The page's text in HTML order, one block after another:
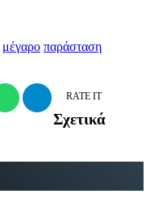
μέγαρο παράσταση
RATE IT
Σχετικά